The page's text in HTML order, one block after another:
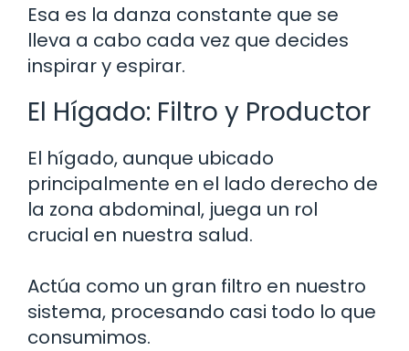
Esa es la danza constante que se
lleva a cabo cada vez que decides
inspirar y espirar.
El Hígado: Filtro y Productor
El hígado, aunque ubicado
principalmente en el lado derecho de
la zona abdominal, juega un rol
crucial en nuestra salud.
Actúa como un gran filtro en nuestro
sistema, procesando casi todo lo que
consumimos.